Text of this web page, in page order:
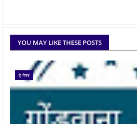
YOU MAY LIKE THESE POSTS
ई-पेपर